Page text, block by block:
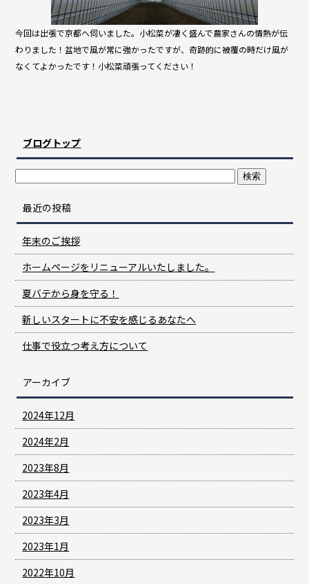
今回は出張で京都へ伺いました。小松菜が凄く盛んで農家さんの情熱が伝
わりました！盆地で風が常に強かったですが、奇跡的に被覆の時だけ風が
なくてよかったです！小松菜頑張ってください！
ブログトップ
最近の投稿
年末のご挨拶
ホームページをリニューアルいたしました。
夏バテから身を守る！
新しいスタートに不安を感じるあなたへ
仕事で役立つ考え方について
アーカイブ
2024年12月
2024年2月
2023年8月
2023年4月
2023年3月
2023年1月
2022年10月